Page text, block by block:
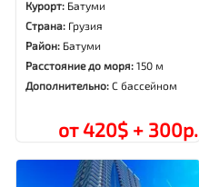
Курорт: Батуми
Страна: Грузия
Район: Батуми
Расстояние до моря:150 м
Дополнительно:С бассейном
от 420$ + 300р.